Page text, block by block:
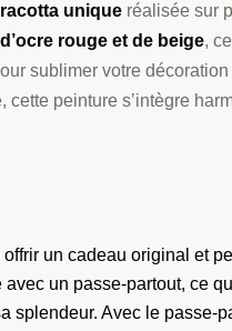
uniqueréalisée sur
d’ocre rouge et de beige,
sublimer votre
peinture s’intègre
un cadeau original et
un passe-partout, ce
splendeur. Avec le passe-